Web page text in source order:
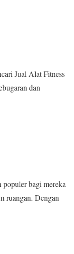
Jual Alat Fitness
dan
populer bagi mereka
ruangan. Dengan